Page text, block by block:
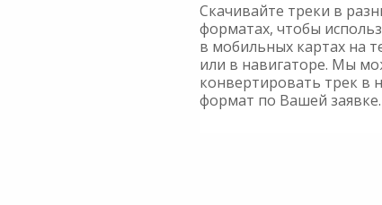
Скачивайте треки в
форматах, чтобы
в мобильных картах на
или в навигаторе. Мы
конвертировать трек в
формат по Вашей заявке.